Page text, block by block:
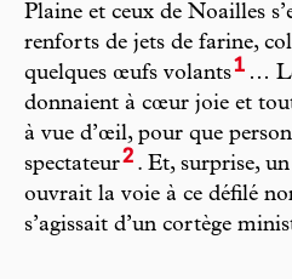
Plaine et ceux de Noailles
renforts de jets de farine,
quelques œufs volants1 …
donnaient à cœur joie et
à vue d’œil, pour que
spectateur2 . Et, surprise,
ouvrait la voie à ce défilé
s’agissait d’un cortège